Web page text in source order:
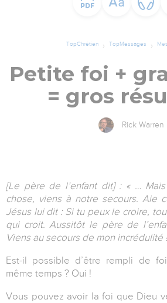
TopChrétien TopMessages
Petite foi +
= gros
Rick Warren
[Le père de l’enfant dit] : « …
chose, viens à notre secours. Aie
Jésus lui dit : Si tu peux le croire,
qui croit. Aussitôt le père de
Viens au secours de mon incrédulité
Est-il possible d’être rempli de
même temps ? Oui !
Vous pouvez avoir la foi que Dieu